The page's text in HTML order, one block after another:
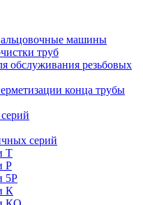
машины
труб
обслуживания резьбовых
конца трубы
серий
Т
Р
5Р
К